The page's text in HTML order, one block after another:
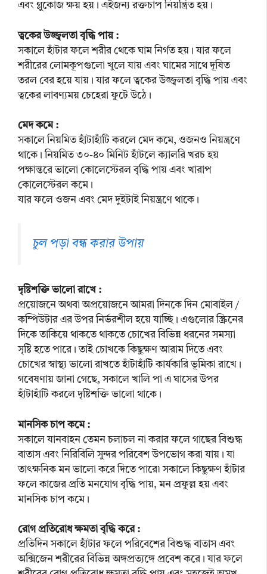
এবং গ্লুকোজ ক্ষয় হয়। এইজন্য রক্তচাপ নিয়ন্ত্রিত হয়।
ত্বকের উজ্জ্বলতা বৃদ্ধি পায় :
সকালে হাঁটার ফলে শরীর থেকে ঘাম নির্গত হয়। যার ফলে
শরীরের লোমকূপগুলো খুলে যায় এবং ঘামের সাথে দূষিত
তরল বের হয়ে যায়। যার ফলে ত্বকের উজ্জ্বলতা বৃদ্ধি পায় এবং
ত্বকের লাবণ্যময় চেহেরা ফুটে উঠে।
মেদ কমে :
সকালে নিয়মিত হাঁটাহাঁটি করলে মেদ কমে, ওজনও নিয়ন্ত্রণে
থাকে। নিয়মিত ৩০-৪০ মিনিট হাঁটলে ক্যালরি খরচ হয়
পক্ষান্তরে ভালো কোলেস্টেরল বৃদ্ধি পায় এবং খারাপ
কোলেস্টেরল কমে।
যার ফলে ওজন এবং মেদ দুইটাই নিয়ন্ত্রণে থাকে।
চুল পড়া বন্ধ করার উপায়
দৃষ্টিশক্তি ভালো রাখে :
প্রয়োজনে অথবা অপ্রয়োজনে আমরা দিনকে দিন মোবাইল /
কম্পিউটার এর উপর নির্ভরশীল হয়ে যাচ্ছি। এগুলোর স্ক্রিনের
দিকে তাকিয়ে থাকতে থাকতে চোখের বিভিন্ন ধরনের সমস্যা
সৃষ্টি হতে পারে। তাই চোখকে কিছুক্ষণ আরাম দিতে এবং
চোখের স্বাস্থ্য ভালো রাখতে হাঁটাহাঁটি কার্যকারি ভূমিকা রাখে।
গবেষণায় জানা গেছে, সকালে খালি পা এ ঘাসের উপর
হাঁটাহাঁটি করলে দৃষ্টিশক্তি ভালো থাকে।
মানসিক চাপ কমে :
সকালে যানবাহন তেমন চলাচল না করার ফলে গাছের বিশুদ্ধ
বাতাস এবং নিরিবিলি সুন্দর পরিবেশ উপভোগ করা যায়। যা
তাৎক্ষনিক মন ভালো করে দিতে পারে৷ সকালে কিছুক্ষণ হাঁটার
ফলে কাজের প্রতি মনযোগ বৃদ্ধি পায়, মন প্রফুল্ল হয় এবং
মানসিক চাপ কমে।
রোগ প্রতিরোধ ক্ষমতা বৃদ্ধি করে :
প্রতিদিন সকালে হাঁটার ফলে পরিবেশের বিশুদ্ধ বাতাস এবং
অক্সিজেন শরীরের বিভিন্ন অঙ্গপ্রত্যঙ্গে প্রবেশ করে। যার ফলে